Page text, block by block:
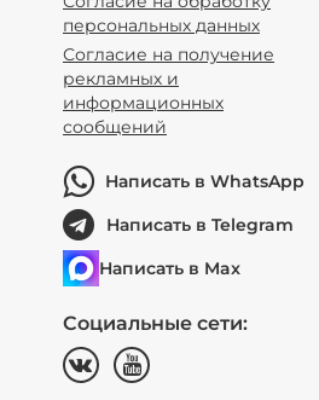
персональных данных
Согласие на получение
рекламных и
информационных
сообщений
Написать в WhatsApp
Написать в Telegram
Написать в Max
Социальные сети: